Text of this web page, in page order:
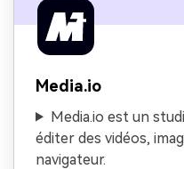
Media.io
Media.io est un
éditer des vidéos,
navigateur.